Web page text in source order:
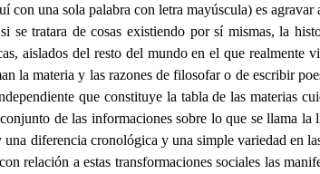
con una sola palabra con letra mayúscula) es
se tratara de cosas existiendo por sí mismas, la
aislados del resto del mundo en el que realmente
la materia y las razones de filosofar o de escribir
que constituye la tabla de las materias
de las informaciones sobre lo que se llama
diferencia cronológica y una simple variedad en
relación a estas transformaciones sociales las